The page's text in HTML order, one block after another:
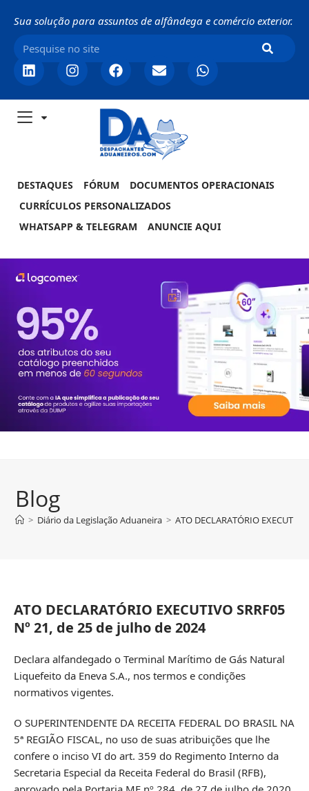
Sua solução para assuntos de alfândega e comércio exterior.
DESTAQUES FÓRUM
DOCUMENTOS OPERACIONAIS
CURRÍCULOS PERSONALIZADOS
WHATSAPP & TELEGRAM
ANUNCIE AQUI
Blog
> Diário da Legislação Aduaneira > ATO DECLARATÓRIO
ATO DECLARATÓRIO EXECUTIVO SRRF05
Nº 21, de 25 de julho de 2024
Declara alfandegado o Terminal Marítimo de Gás Natural
Liquefeito da Eneva S.A., nos termos e condições
normativos vigentes.
O SUPERINTENDENTE DA RECEITA FEDERAL DO BRASIL NA
5ª REGIÃO FISCAL, no uso de suas atribuições que lhe
confere o inciso VI do art. 359 do Regimento Interno da
Secretaria Especial da Receita Federal do Brasil (RFB),